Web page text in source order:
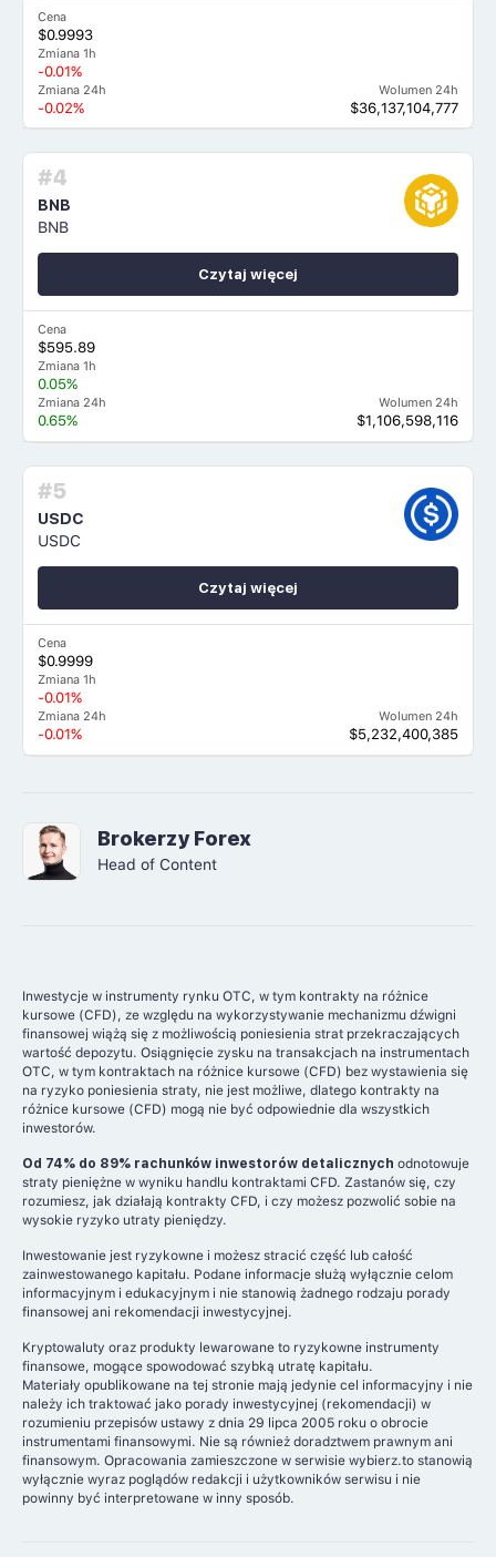
Cena
$0.9993
Zmiana 1h
-0.01%
Zmiana 24h
-0.02%
Wolumen 24h
$36,137,104,777
#4
BNB
BNB
Cena
$595.89
Zmiana 1h
0.05%
Zmiana 24h
0.65%
Wolumen 24h
$1,106,598,116
Czytaj więcej
#5
USDC
USDC
Cena
$0.9999
Zmiana 1h
-0.01%
Zmiana 24h
-0.01%
Wolumen 24h
$5,232,400,385
Czytaj więcej
Brokerzy Forex
Head of Content
Inwestycje w instrumenty rynku OTC, w tym kontrakty na różnice
kursowe (CFD), ze względu na wykorzystywanie mechanizmu dźwigni
finansowej wiążą się z możliwością poniesienia strat przekraczających
wartość depozytu. Osiągnięcie zysku na transakcjach na instrumentach
OTC, w tym kontraktach na różnice kursowe (CFD) bez wystawienia się
na ryzyko poniesienia straty, nie jest możliwe, dlatego kontrakty na
różnice kursowe (CFD) mogą nie być odpowiednie dla wszystkich
inwestorów.
Od 74% do 89% rachunków inwestorów detalicznych odnotowuje
straty pieniężne w wyniku handlu kontraktami CFD. Zastanów się, czy
rozumiesz, jak działają kontrakty CFD, i czy możesz pozwolić sobie na
wysokie ryzyko utraty pieniędzy.
Inwestowanie jest ryzykowne i możesz stracić część lub całość
zainwestowanego kapitału. Podane informacje służą wyłącznie celom
informacyjnym i edukacyjnym i nie stanowią żadnego rodzaju porady
finansowej ani rekomendacji inwestycyjnej.
Kryptowaluty oraz produkty lewarowane to ryzykowne instrumenty
finansowe, mogące spowodować szybką utratę kapitału.
Materiały opublikowane na tej stronie mają jedynie cel informacyjny i nie
należy ich traktować jako porady inwestycyjnej (rekomendacji) w
rozumieniu przepisów ustawy z dnia 29 lipca 2005 roku o obrocie
instrumentami finansowymi. Nie są również doradztwem prawnym ani
finansowym. Opracowania zamieszczone w serwisie wybierz.to stanowią
wyłącznie wyraz poglądów redakcji i użytkowników serwisu i nie
powinny być interpretowane w inny sposób.